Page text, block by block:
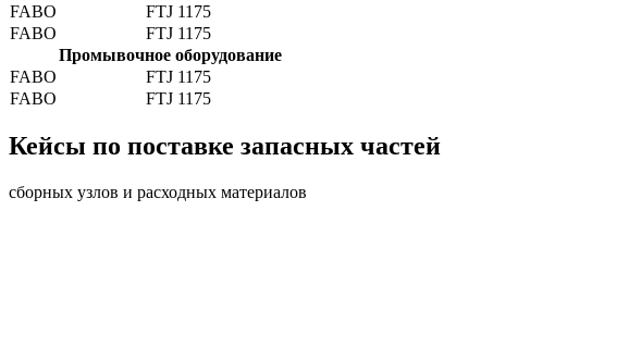
FABO
FTJ 1175
FABO
FTJ 1175
Промывочное оборудование
FABO
FTJ 1175
FABO
FTJ 1175
Кейсы по поставке запасных частей
сборных узлов и расходных материалов